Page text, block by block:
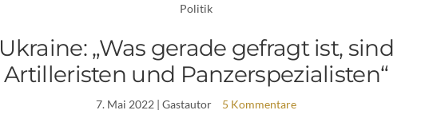
Politik
Ukraine: „Was gerade gefragt ist, sind
Artilleristen und Panzerspezialisten“
7. Mai 2022 | Gastautor 5 Kommentare